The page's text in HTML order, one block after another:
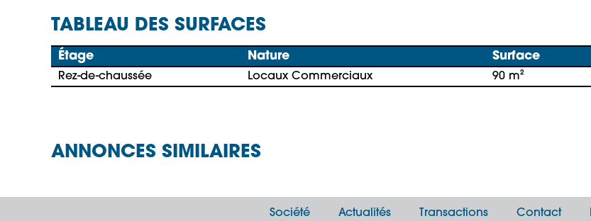
TABLEAU DES SURFACES
Étage Nature Surface
Rez-de-chaussée Locaux Commerciaux 90 m²
ANNONCES SIMILAIRES
Société Actualités Transactions Contact